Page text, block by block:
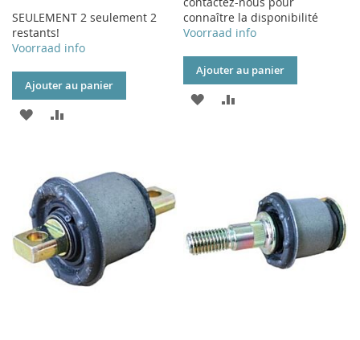
SEULEMENT 2 seulement 2
restants!
Voorraad info
Ajouter au panier
AJOUTER
LISTE
D’ENVIE
COMPARATEUR
connaître la disponibilité
Voorraad info
Ajouter au panier
AJOUTER